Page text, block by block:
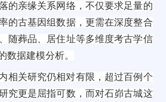
的亲缘关系网络，不仅要求足量的
的古基因组数据，更需在深度整合
随葬品、居住址等多维度考古学信
数据建模分析。
相关研究仍相对有限，超过百例个
究更是屈指可数，而对石峁古城这